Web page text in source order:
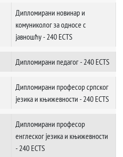
Дипломирани новинар и
комуниколог за односе с
јавношћу - 240 ECTS
Дипломирани педагог - 240 ECTS
Дипломирани професор српског
језика и књижевности - 240 ECTS
Дипломирани професор
енглеског језика и књижевности
- 240 ECTS